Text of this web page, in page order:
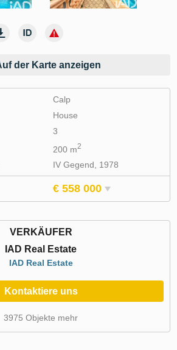
der Karte anzeigen
Calp
House
3
200 m2
IV Gegend, 1978
€ 558 000
VERKÄUFER
IAD Real Estate
IAD Real Estate
Kontaktiere uns
3975 Objekte mehr